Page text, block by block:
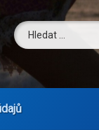
mail
Vyhledávání